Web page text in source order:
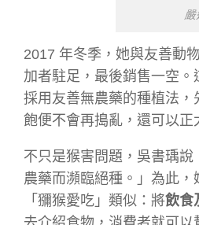
嚴
2017 年冬季，她與友善動
加者駐足，最後銷售一空
採用友善無農藥的種植法
飽便不會再搗亂，還可以正
不只是猴害問題，吳書瑀
農藥而瀕臨絕種。」為此，
「獼猴愛吃」類似：將飲食